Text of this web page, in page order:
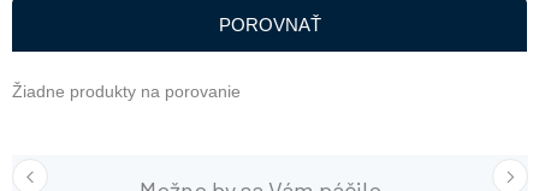
POROVNAŤ
Žiadne produkty na porovanie